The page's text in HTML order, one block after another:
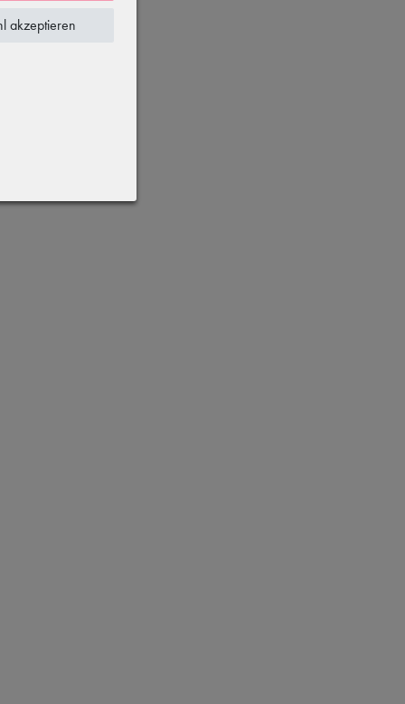
akzeptieren